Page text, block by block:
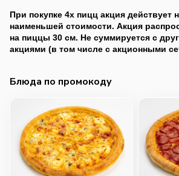
При покупке 4х пицц акция действует
наименьшей стоимости. Акция
на пиццы 30 см. Не суммируется с
акциями (в том числе с акционными
Блюда по промокоду